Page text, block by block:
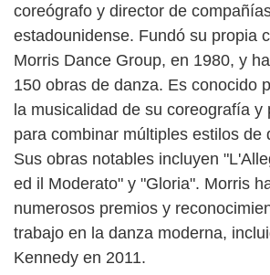
coreógrafo y director de
estadounidense. Fundó su propia
Morris Dance Group, en 1980, y
150 obras de danza. Es conocido
la musicalidad de su coreografía y
para combinar múltiples estilos de
Sus obras notables incluyen
ed il Moderato" y "Gloria". Morris
numerosos premios y
trabajo en la danza moderna,
Kennedy en 2011.